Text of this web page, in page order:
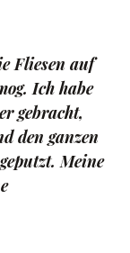
Fliesen auf
Ich habe
gebracht,
den ganzen
Meine